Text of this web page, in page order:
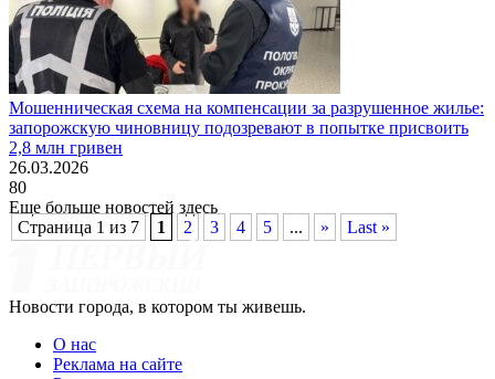
Мошенническая схема на компенсации за разрушенное жилье:
запорожскую чиновницу подозревают в попытке присвоить
2,8 млн гривен
26.03.2026
80
Еще больше новостей здесь
Страница 1 из 7
1 2 3 4 5 ... » Last »
Новости города, в котором ты живешь.
О нас
Реклама на сайте